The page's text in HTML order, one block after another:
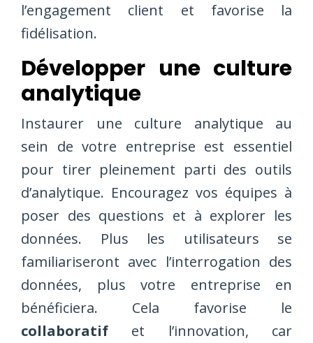
l’engagement client et favorise la
fidélisation.
Développer une culture
analytique
Instaurer une culture analytique au
sein de votre entreprise est essentiel
pour tirer pleinement parti des outils
d’analytique. Encouragez vos équipes à
poser des questions et à explorer les
données. Plus les utilisateurs se
familiariseront avec l’interrogation des
données, plus votre entreprise en
bénéficiera. Cela favorise le
collaboratif et l’innovation, car